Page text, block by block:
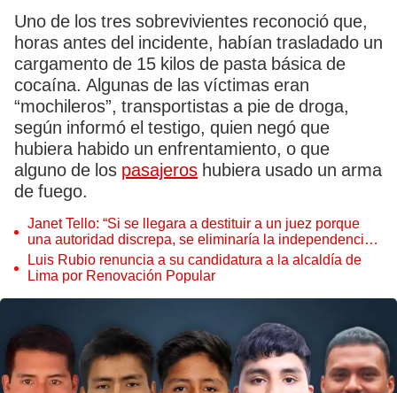
Uno de los tres sobrevivientes reconoció que,
horas antes del incidente, habían trasladado un
cargamento de 15 kilos de pasta básica de
cocaína. Algunas de las víctimas eran
“mochileros”, transportistas a pie de droga,
según informó el testigo, quien negó que
hubiera habido un enfrentamiento, o que
alguno de los pasajeros hubiera usado un arma
de fuego.
Janet Tello: “Si se llegara a destituir a un juez porque
una autoridad discrepa, se eliminaría la independencia
judicial”
Luis Rubio renuncia a su candidatura a la alcaldía de
Lima por Renovación Popular